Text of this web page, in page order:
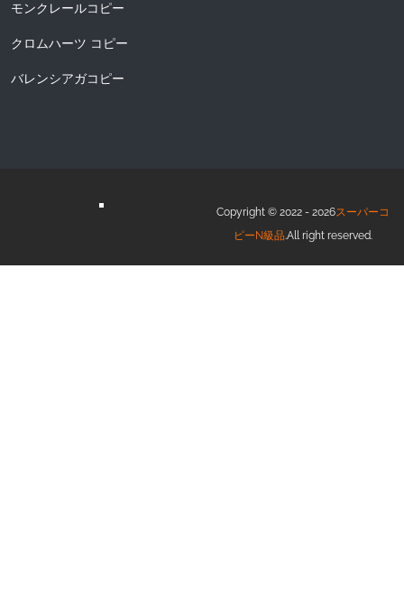
モンクレールコピー
クロムハーツ コピー
バレンシアガコピー
Copyright © 2022 - 2026スーパーコ
ピーN級品.All right reserved.